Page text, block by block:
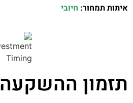
איתות תמחור: חיובי
תזמון ההשקעה